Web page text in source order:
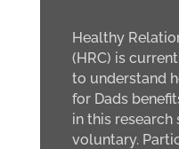
Healthy
(HRC) is
to understand
for Dads
in this
voluntary.